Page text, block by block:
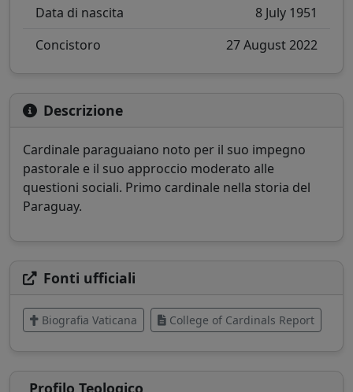
Data di nascita
8 July 1951
Concistoro
27 August 2022
Descrizione
Cardinale paraguaiano noto per il suo impegno
pastorale e il suo approccio moderato alle
questioni sociali. Primo cardinale nella storia del
Paraguay.
Fonti ufficiali
Biografia Vaticana College of Cardinals Report
Profilo Teologico